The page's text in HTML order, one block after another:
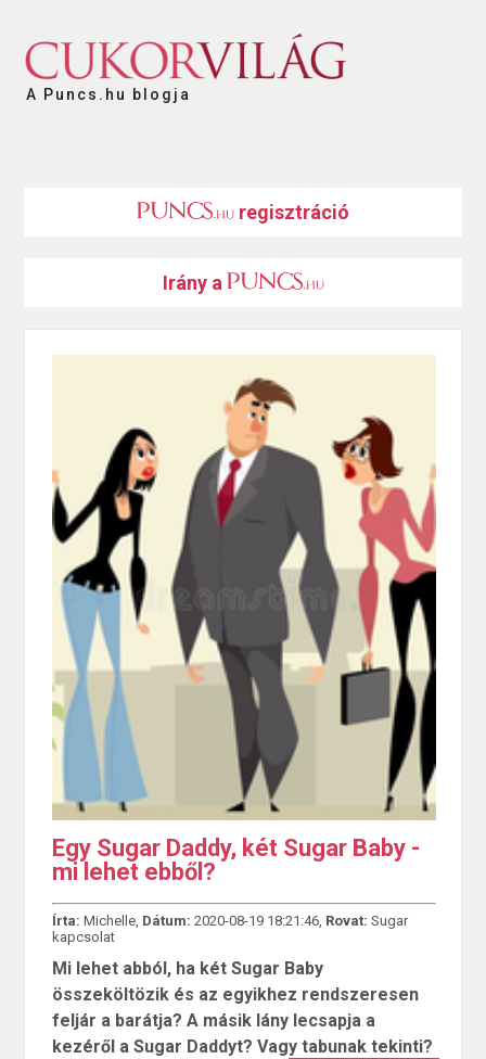
A Puncs.hu blogja
regisztráció
Irány a
Egy Sugar Daddy, két Sugar Baby -
mi lehet ebből?
Írta: Michelle, Dátum: 2020-08-19 18:21:46, Rovat: Sugar
kapcsolat
Mi lehet abból, ha két Sugar Baby
összeköltözik és az egyikhez rendszeresen
feljár a barátja? A másik lány lecsapja a
kezéről a Sugar Daddyt? Vagy tabunak tekinti?